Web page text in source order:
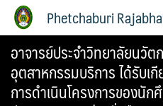
Phetchaburi
อาจารย์ประจำวิทยาลัยนวัต
อุตสาหกรรมบริการ ได้รับเ
การดำเนินโครงการของนั